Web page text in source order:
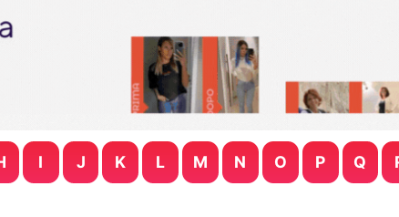
I J K L M N O P Q